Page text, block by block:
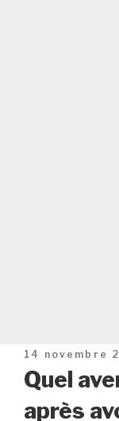
Publié
le
14 novembre
Quel
après